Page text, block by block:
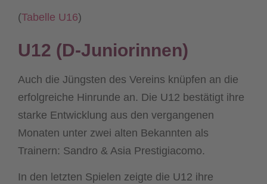
(Tabelle U16)
U12 (D-Juniorinnen)
Auch die Jüngsten des Vereins knüpfen an die
erfolgreiche Hinrunde an. Die U12 bestätigt ihre
starke Entwicklung aus den vergangenen
Monaten unter zwei alten Bekannten als
Trainern: Sandro & Asia Prestigiacomo.
In den letzten Spielen zeigte die U12 ihre